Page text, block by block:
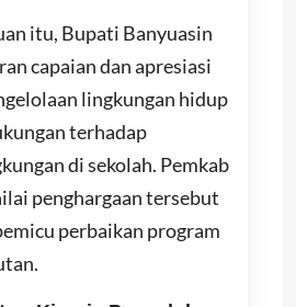
itu, Bupati Banyuasin
capaian dan apresiasi
lingkungan hidup
terhadap
di sekolah. Pemkab
penghargaan tersebut
perbaikan program